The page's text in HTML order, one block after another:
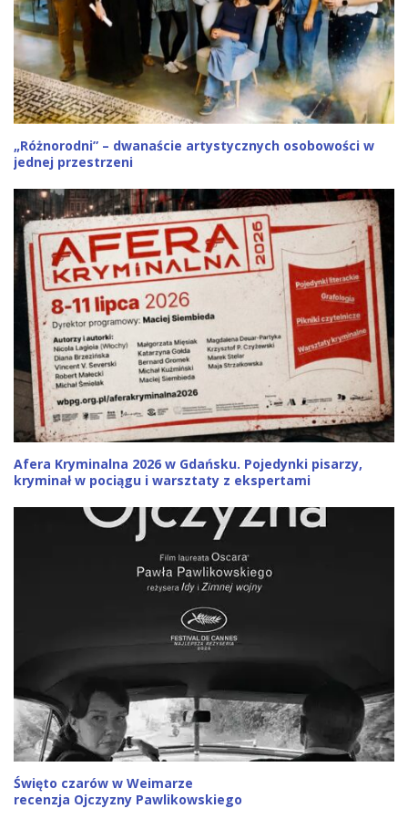
„Różnorodni” – dwanaście artystycznych osobowości w
jednej przestrzeni
Afera Kryminalna 2026 w Gdańsku. Pojedynki pisarzy,
kryminał w pociągu i warsztaty z ekspertami
Święto czarów w Weimarze
recenzja Ojczyzny Pawlikowskiego